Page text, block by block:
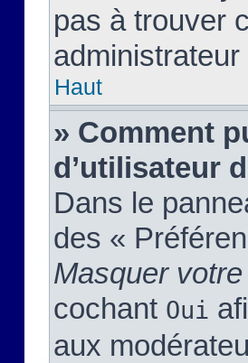
pas à trouver
Haut
» Comment
d’utilisateur
Dans le
des «
Masquer
cochant Oui
aux